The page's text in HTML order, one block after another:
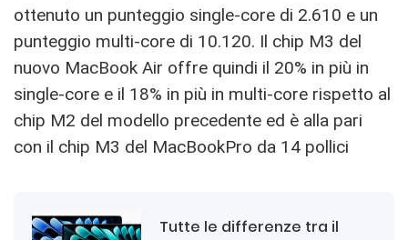
ottenuto un punteggio single-core di 2.610 e un
punteggio multi-core di 10.120. Il chip M3 del
nuovo MacBook Air offre quindi il 20% in più in
single-core e il 18% in più in multi-core rispetto al
chip M2 del modello precedente ed è alla pari
con il chip M3 del MacBookPro da 14 pollici
Tutte le differenze tra il